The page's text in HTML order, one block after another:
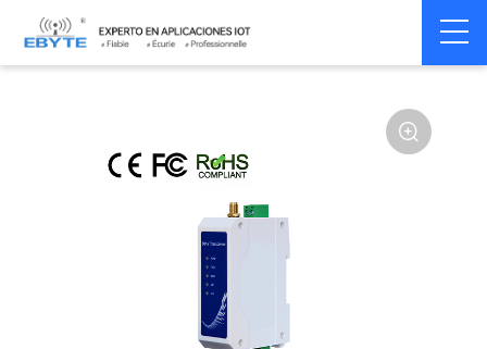
Home > Modem > Wireless modem LoRa wirelss modem
